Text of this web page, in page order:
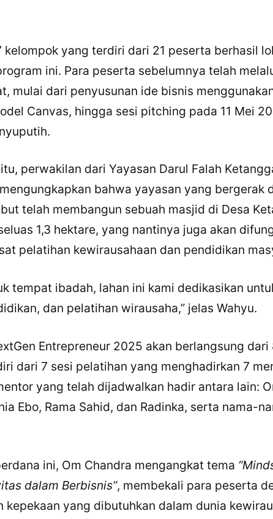
kelompok yang terdiri dari 21 peserta berhasil
ini. Para peserta sebelumnya telah
mulai dari penyusunan ide bisnis
Canvas, hingga sesi pitching pada 11 Mei
perwakilan dari Yayasan Darul Falah
bahwa yayasan yang bergerak
telah membangun sebuah masjid di Desa
1,3 hektare, yang nantinya juga akan
pelatihan kewirausahaan dan pendidikan
tempat ibadah, lahan ini kami dedikasikan
dan pelatihan wirausaha,” jelas Wahyu.
Entrepreneur 2025 akan berlangsung dari
dari 7 sesi pelatihan yang menghadirkan 7
yang telah dijadwalkan hadir antara lain:
Ebo, Rama Sahid, dan Radinka, serta nama-
ini, Om Chandra mengangkat tema
dalam Berbisnis”, membekali para peserta
kepekaan yang dibutuhkan dalam dunia
Bagikan Tulisan Ini ×
X / Twitter
LinkedIn
Salin Tautan Artikel